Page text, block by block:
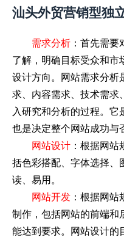
汕头外贸营销型独
需求分析 ： 首先需要
了解，明确目标受众和市
设计方向。网站需求分析
求、内容需求、技术需求
入研究和分析的过程。它
也是决定整个网站成功与
网站设计 ：根据网
括色彩搭配、字体选择、
读、易用。
网站开发 ：根据网
制作，包括网站的前端和
能达到要求。网站设计的